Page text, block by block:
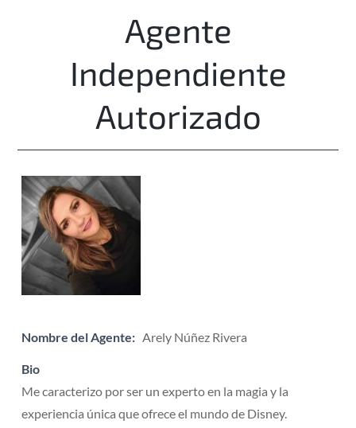
Agente
Independiente
Autorizado
Nombre del Agente: Arely Núñez Rivera
Bio
Me caracterizo por ser un experto en la magia y la
experiencia única que ofrece el mundo de Disney.